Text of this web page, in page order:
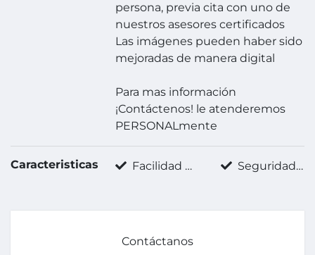
persona, previa cita con uno de
nuestros asesores certificados
Las imágenes pueden haber sido
mejoradas de manera digital
Para mas información
¡Contáctenos! le atenderemos
PERSONALmente
Caracteristicas Facilidad para estacionarse Seguridad 24 horas
Contáctanos